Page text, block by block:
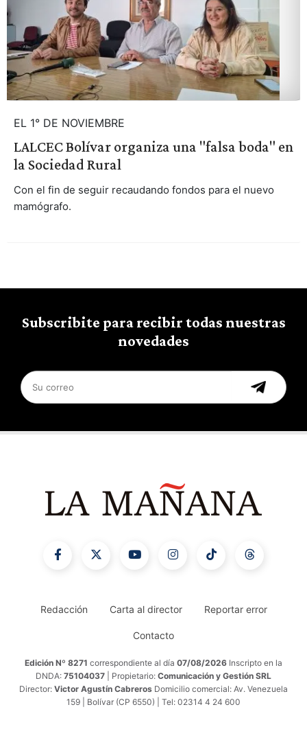
EL 1° DE NOVIEMBRE
LALCEC Bolívar organiza una "falsa boda" en
la Sociedad Rural
Con el fin de seguir recaudando fondos para el nuevo
mamógrafo.
Subscribite para recibir todas nuestras
novedades
Redacción Carta al director Reportar error
Contacto
Edición Nº 8271 correspondiente al día 07/08/2026 Inscripto en la
DNDA: 75104037 | Propietario: Comunicación y Gestión SRL
Director: Victor Agustín Cabreros Domicilio comercial: Av. Venezuela
159 | Bolívar (CP 6550) | Tel: 02314 4 24 600